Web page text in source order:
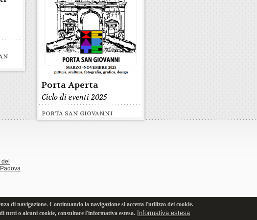
Porta Aperta
Ciclo di eventi 2025
PORTA SAN GIOVANNI
di navigazione. Continuando la navigazione si accetta l'utilizzo dei cookie.
tutti o alcuni cookie, consultare l'informativa estesa. Informativa estesa